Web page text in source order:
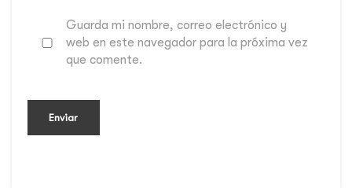
Guarda mi nombre, correo electrónico y
web en este navegador para la próxima vez
que comente.